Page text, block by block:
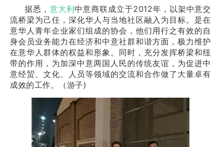
据悉， 意大利中意商联成立于2012年，以架中意交
流桥梁为己任，深化华人与当地社区融入为目标。是在
意华人青年企业家们组成的协会，他们用行之有效的自
身会员业务能力在经济和中意社群和谐方面，极力维护
在意华人群体的权益和形象。同时，充分发挥桥梁和纽
带的作用，为加深中意两国人民的传统友谊，为促进中
意经贸、文化、人员等领域的交流和合作做了大量卓有
成效的工作。（游子)